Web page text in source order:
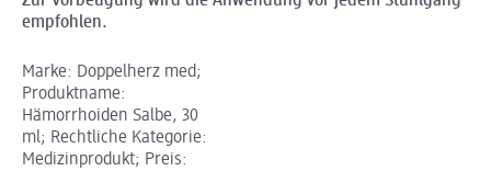
empfohlen.
Marke: Doppelherz med;
Produktname:
Hämorrhoiden Salbe, 30
ml; Rechtliche Kategorie:
Medizinprodukt; Preis: